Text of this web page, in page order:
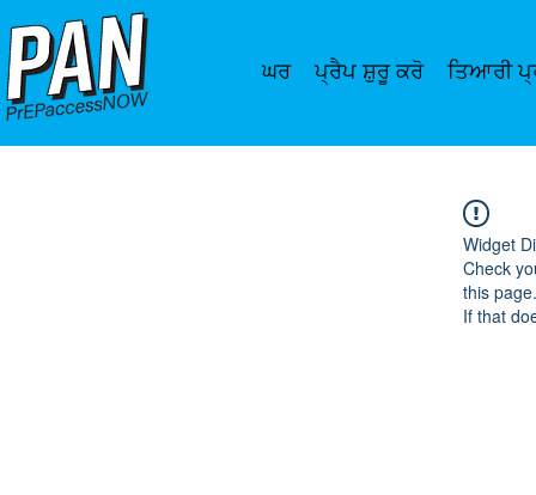
ਘਰ ਪ੍ਰੈਪ ਸ਼ੁਰੂ ਕਰੋ ਤਿਆਰੀ
Widget
Check
this page.
If that